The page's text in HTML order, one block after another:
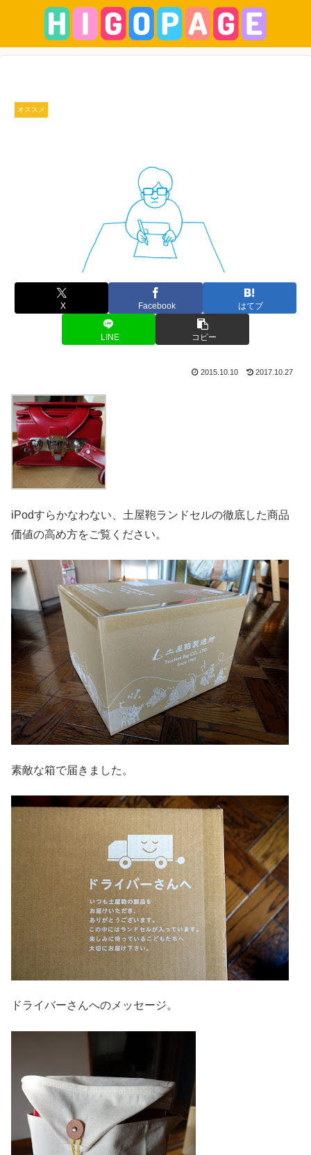
オススメ
X Facebook はてブ
LINE コピー
2015.10.10 2017.10.27
iPodすらかなわない、土屋鞄ランドセルの徹底した商品
価値の高め方をご覧ください。
素敵な箱で届きました。
ドライバーさんへのメッセージ。